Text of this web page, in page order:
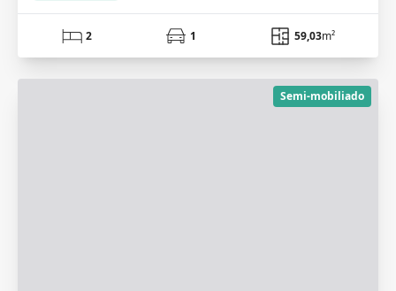
2 1 59,03m²
Semi-mobiliado